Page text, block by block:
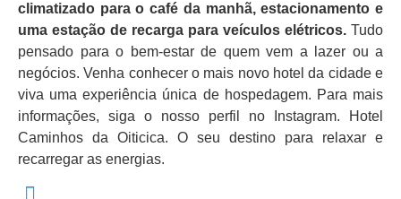
climatizado para o café da manhã, estacionamento e
uma estação de recarga para veículos elétricos. Tudo
pensado para o bem-estar de quem vem a lazer ou a
negócios. Venha conhecer o mais novo hotel da cidade e
viva uma experiência única de hospedagem. Para mais
informações, siga o nosso perfil no Instagram. Hotel
Caminhos da Oiticica. O seu destino para relaxar e
recarregar as energias.